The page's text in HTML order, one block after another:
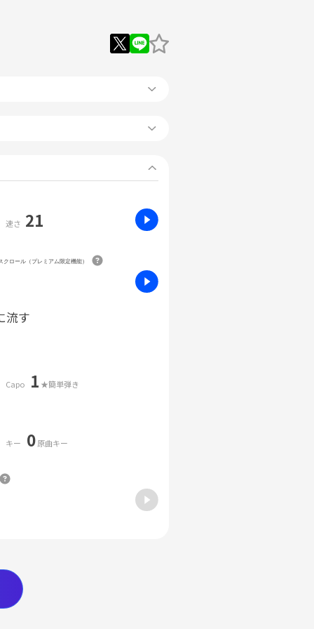
速さ 21
クロール（プレミアム限定機能）
流す
Capo 1 ★簡単弾き
キー 0原曲キー